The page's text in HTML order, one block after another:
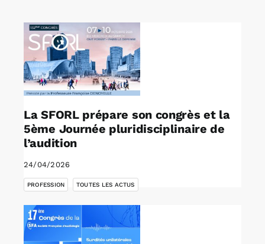
Rechercher:
Annonces emploi
La SFORL prépare son congrès et la
5ème Journée pluridisciplinaire de
l’audition
24/04/2026
PROFESSION
,
TOUTES LES ACTUS